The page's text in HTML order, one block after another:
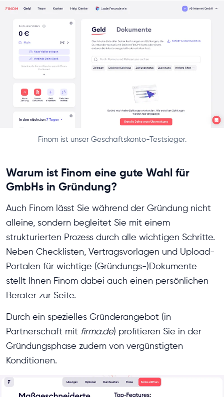
Finom ist unser Geschäftskonto-Testsieger.
Warum ist Finom eine gute Wahl für
GmbHs in Gründung?
Auch Finom lässt Sie während der Gründung nicht
alleine, sondern begleitet Sie mit einem
strukturierten Prozess durch alle wichtigen Schritte.
Neben Checklisten, Vertragsvorlagen und Upload-
Portalen für wichtige (Gründungs-)Dokumente
stellt Ihnen Finom dabei auch einen persönlichen
Berater zur Seite.
Durch ein spezielles Gründerangebot (in
Partnerschaft mit firma.de) profitieren Sie in der
Gründungsphase zudem von vergünstigten
Konditionen.